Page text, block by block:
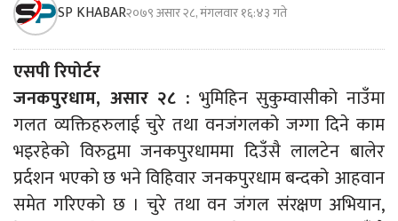
SP KHABAR२०७९ असार २८, मंगलवार १६:४३ गते
एसपी रिपोर्टर
जनकपुरधाम, असार २८ : भुमिहिन सुकुम्वासीको नाउँमा
गलत व्यक्तिहरुलाई चुरे तथा वनजंगलको जग्गा दिने काम
भइरहेको विरुद्वमा जनकपुरधाममा दिउँसै लालटेन बालेर
प्रर्दशन भएको छ भने विहिवार जनकपुरधाम बन्दको आहवान
समेत गरिएको छ । चुरे तथा वन जंगल संंरक्षण अभियान,